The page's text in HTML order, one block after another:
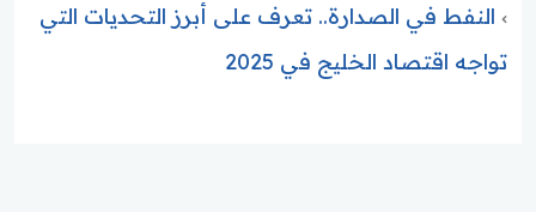
النفط في الصدارة.. تعرف على أبرز التحديات التي
تواجه اقتصاد الخليج في 2025